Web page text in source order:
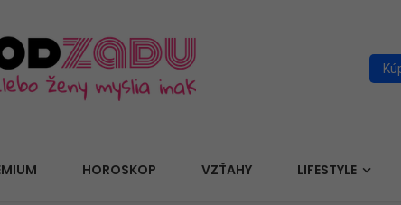
HOROSKOP VZŤAHY LIFESTYLE